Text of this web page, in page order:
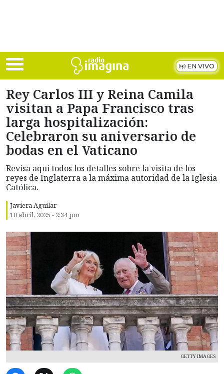
EN VIVO
Rey Carlos III y Reina Camila
visitan a Papa Francisco tras
larga hospitalización:
Celebraron su aniversario de
bodas en el Vaticano
Revisa aquí todos los detalles sobre la visita de los
reyes de Inglaterra a la máxima autoridad de la Iglesia
Católica.
Javiera Aguilar
10 abril, 2025 - 2:34 pm
GETTY IMAGES